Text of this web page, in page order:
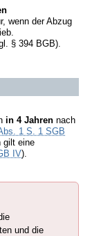
wenn der Abzug
§ 394 BGB).
in 4 Jahren nach
1 S. 1 SGB
gilt eine
IV).
und die